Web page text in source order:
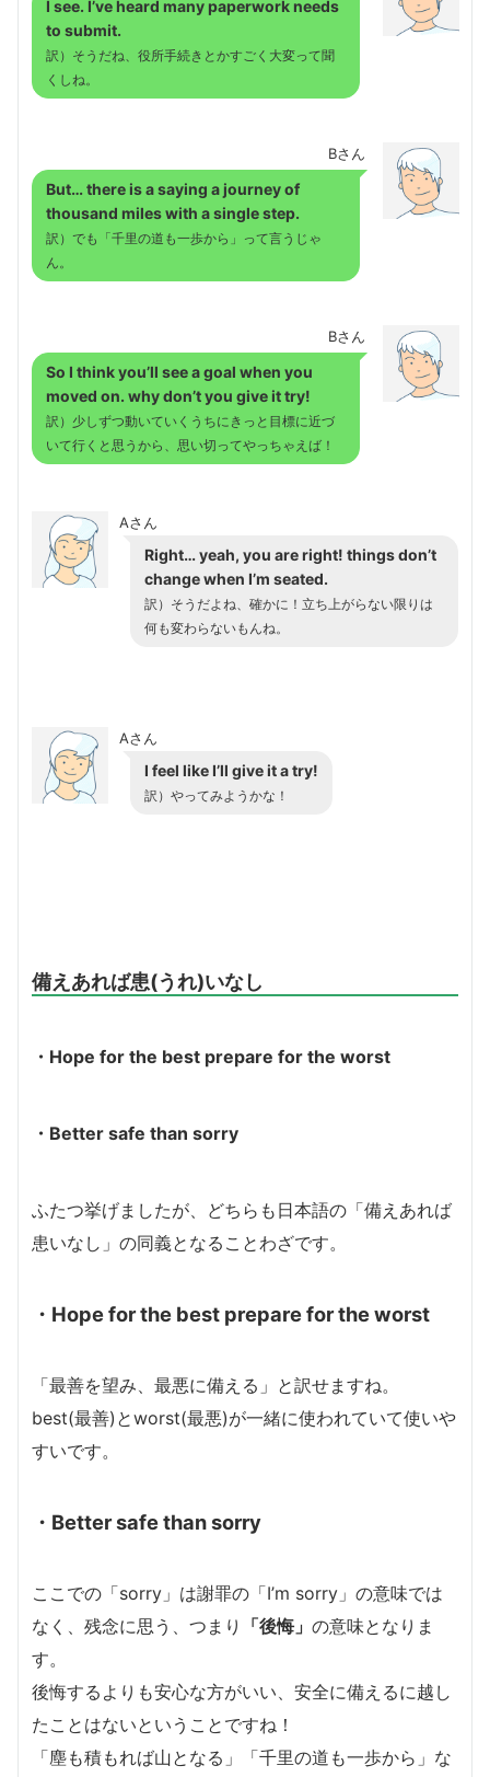
I see. I’ve heard many paperwork needs
to submit.
訳）そうだね、役所手続きとかすごく大変って聞
くしね。
Bさん
But… there is a saying a journey of
thousand miles with a single step.
訳）でも「千里の道も一歩から」って言うじゃ
ん。
Bさん
So I think you’ll see a goal when you
moved on. why don’t you give it try!
訳）少しずつ動いていくうちにきっと目標に近づ
いて行くと思うから、思い切ってやっちゃえば！
Aさん
Right… yeah, you are right! things don’t
change when I’m seated.
訳）そうだよね、確かに！立ち上がらない限りは
何も変わらないもんね。
Aさん
I feel like I’ll give it a try!
訳）やってみようかな！
備えあれば患(うれ)いなし
・Hope for the best prepare for the worst
・Better safe than sorry
ふたつ挙げましたが、どちらも日本語の「備えあれば
患いなし」の同義となることわざです。
・Hope for the best prepare for the worst
「最善を望み、最悪に備える」と訳せますね。
best(最善)とworst(最悪)が一緒に使われていて使いや
すいです。
・Better safe than sorry
ここでの「sorry」は謝罪の「I’m sorry」の意味では
なく、残念に思う、つまり
「後悔」 の意味となりま
す。
後悔するよりも安心な方がいい、安全に備えるに越し
たことはないということですね！
「塵も積もれば山となる」「千里の道も一歩から」な